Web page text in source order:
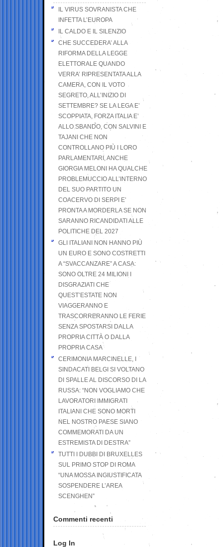
IL VIRUS SOVRANISTA CHE
INFETTA L’EUROPA
IL CALDO E IL SILENZIO
CHE SUCCEDERA’ ALLA
RIFORMA DELLA LEGGE
ELETTORALE QUANDO
VERRA’ RIPRESENTATA ALLA
CAMERA, CON IL VOTO
SEGRETO, ALL’INIZIO DI
SETTEMBRE? SE LA LEGA E’
SCOPPIATA, FORZA ITALIA E’
ALLO SBANDO, CON SALVINI E
TAJANI CHE NON
CONTROLLANO PIÙ I LORO
PARLAMENTARI, ANCHE
GIORGIA MELONI HA QUALCHE
PROBLEMUCCIO ALL’INTERNO
DEL SUO PARTITO UN
COACERVO DI SERPI E’
PRONTA A MORDERLA SE NON
SARANNO RICANDIDATI ALLE
POLITICHE DEL 2027
GLI ITALIANI NON HANNO PIÙ
UN EURO E SONO COSTRETTI
A “SVACCANZARE” A CASA:
SONO OLTRE 24 MILIONI I
DISGRAZIATI CHE
QUEST’ESTATE NON
VIAGGERANNO E
TRASCORRERANNO LE FERIE
SENZA SPOSTARSI DALLA
PROPRIA CITTÀ O DALLA
PROPRIA CASA
CERIMONIA MARCINELLE, I
SINDACATI BELGI SI VOLTANO
DI SPALLE AL DISCORSO DI LA
RUSSA: “NON VOGLIAMO CHE
LAVORATORI IMMIGRATI
ITALIANI CHE SONO MORTI
NEL NOSTRO PAESE SIANO
COMMEMORATI DA UN
ESTREMISTA DI DESTRA”
TUTTI I DUBBI DI BRUXELLES
SUL PRIMO STOP DI ROMA
“UNA MOSSA INGIUSTIFICATA
SOSPENDERE L’AREA
SCENGHEN”
Commenti recenti
Log In